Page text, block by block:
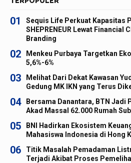
01
Sequis Life Perkuat Kapasitas
SHEPRENEUR Lewat Financial
Branding
02
Menkeu Purbaya Targetkan
5,6%-6%
03
Melihat Dari Dekat Kawasan
Gedung MK IKN yang Terus
04
Bersama Danantara, BTN Jadi
Akad Massal 62.000 Rumah
05
BNI Hadirkan Ekosistem
Mahasiswa Indonesia di Hong
06
Titik Masalah Pemadaman
Terjadi Akibat Proses